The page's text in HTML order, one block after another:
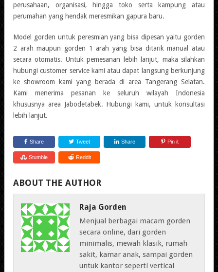
perusahaan, organisasi, hingga toko serta kampung atau
perumahan yang hendak meresmikan gapura baru.
Model gorden untuk peresmian yang bisa dipesan yaitu gorden
2 arah maupun gorden 1 arah yang bisa ditarik manual atau
secara otomatis. Untuk pemesanan lebih lanjut, maka silahkan
hubungi customer service kami atau dapat langsung berkunjung
ke showroom kami yang berada di area Tangerang Selatan.
Kami menerima pesanan ke seluruh wilayah Indonesia
khususnya area Jabodetabek. Hubungi kami, untuk konsultasi
lebih lanjut.
Share Tweet Share Pin it
Stumble Reddit
ABOUT THE AUTHOR
Raja Gorden
Menjual berbagai macam gorden
secara online, dari gorden
minimalis, mewah klasik, rumah
sakit, kamar anak, sampai gorden
untuk kantor seperti vertical